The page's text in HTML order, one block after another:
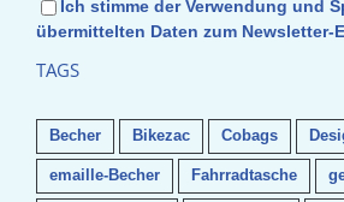
Ich stimme der Verwendung und
übermittelten Daten zum Newsletter-
TAGS
Becher Bikezac Cobags
emaille-Becher Fahrradtasche